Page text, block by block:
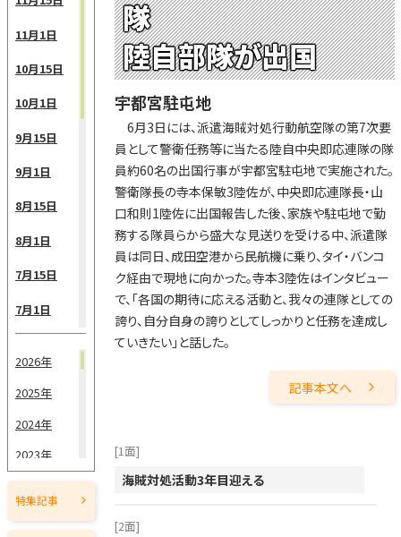
11月1日
10月15日
10月1日
9月15日
9月1日
8月15日
8月1日
7月15日
7月1日
5月1日
4月15日
2026年
2025年
2024年
2023年
2022年
特集記事
隊
陸自部隊が出国
宇都宮駐屯地
6月3日には、派遣海賊対処行動航空隊の第7次要
員として警衛任務等に当たる陸自中央即応連隊の隊
員約60名の出国行事が宇都宮駐屯地で実施された。
警衛隊長の寺本保敏3陸佐が、中央即応連隊長・山
口和則1陸佐に出国報告した後、家族や駐屯地で勤
務する隊員らから盛大な見送りを受ける中、派遣隊
員は同日、成田空港から民航機に乗り、タイ・バンコ
ク経由で現地に向かった。寺本3陸佐はインタビュー
で、「各国の期待に応える活動と、我々の連隊としての
誇り、自分自身の誇りとしてしっかりと任務を達成し
ていきたい」と話した。
記事本文へ
[1面]
海賊対処活動3年目迎える
[2面]